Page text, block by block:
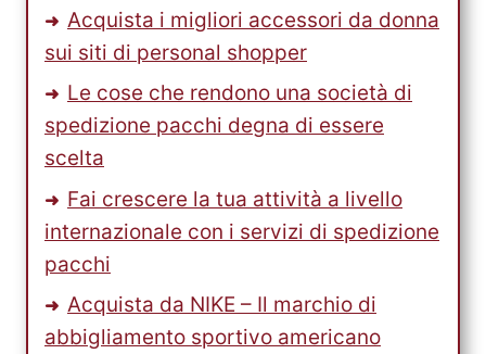
Acquista i migliori accessori da donna
sui siti di personal shopper
Le cose che rendono una società di
spedizione pacchi degna di essere
scelta
Fai crescere la tua attività a livello
internazionale con i servizi di spedizione
pacchi
Acquista da NIKE – Il marchio di
abbigliamento sportivo americano